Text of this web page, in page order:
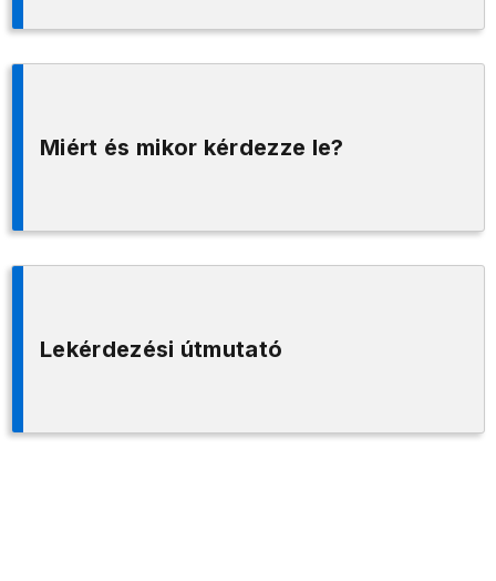
Miért és mikor kérdezze le?
Lekérdezési útmutató